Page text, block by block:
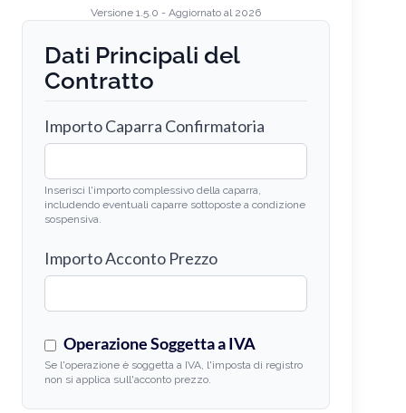
Versione 1.5.0 - Aggiornato al 2026
Dati Principali del
Contratto
Importo Caparra Confirmatoria
Inserisci l'importo complessivo della caparra,
includendo eventuali caparre sottoposte a condizione
sospensiva.
Importo Acconto Prezzo
Operazione Soggetta a IVA
Se l'operazione è soggetta a IVA, l'imposta di registro
non si applica sull'acconto prezzo.